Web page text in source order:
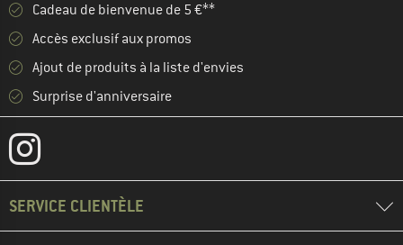
Cadeau de bienvenue de 5 €**
Accès exclusif aux promos
Ajout de produits à la liste d'envies
Surprise d'anniversaire
SERVICE CLIENTÈLE